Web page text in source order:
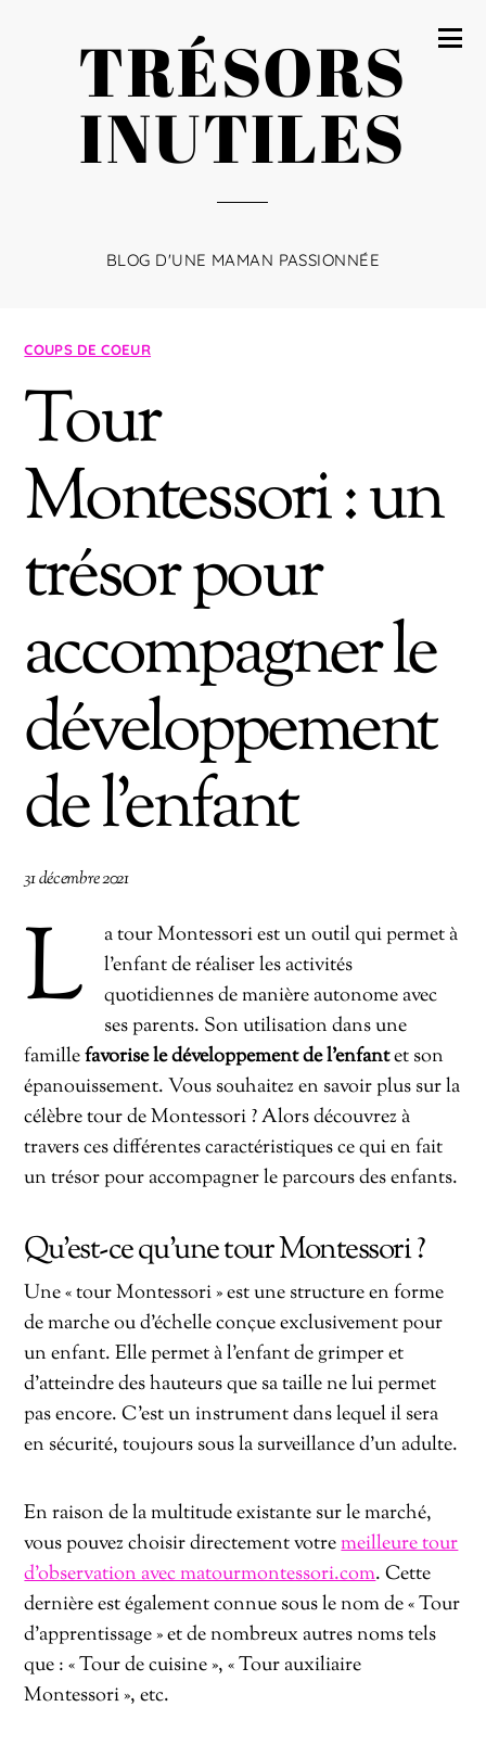
TRÉSORS
INUTILES
BLOG D'UNE MAMAN PASSIONNÉE
COUPS DE COEUR
Tour
Montessori : un
trésor pour
accompagner le
développement
de l’enfant
31 décembre 2021
L
a tour Montessori est un outil qui permet à
l’enfant de réaliser les activités
quotidiennes de manière autonome avec
ses parents. Son utilisation dans une
famillefavorise le développement de l’enfantet son
épanouissement. Vous souhaitez en savoir plus sur la
célèbre tour de Montessori ? Alors découvrez à
travers ces différentes caractéristiques ce qui en fait
un trésor pour accompagner le parcours des enfants.
Qu’est-ce qu’une tour Montessori ?
Une « tour Montessori » est une structure en forme
de marche ou d’échelle conçue exclusivement pour
un enfant. Elle permet à l’enfant de grimper et
d’atteindre des hauteurs que sa taille ne lui permet
pas encore. C’est un instrument dans lequel il sera
en sécurité, toujours sous la surveillance d’un adulte.
En raison de la multitude existante sur le marché,
vous pouvez choisir directement votremeilleure tour
d’observation avec matourmontessori.com. Cette
dernière est également connue sous le nom de « Tour
d’apprentissage » et de nombreux autres noms tels
que : « Tour de cuisine », « Tour auxiliaire
Montessori », etc.